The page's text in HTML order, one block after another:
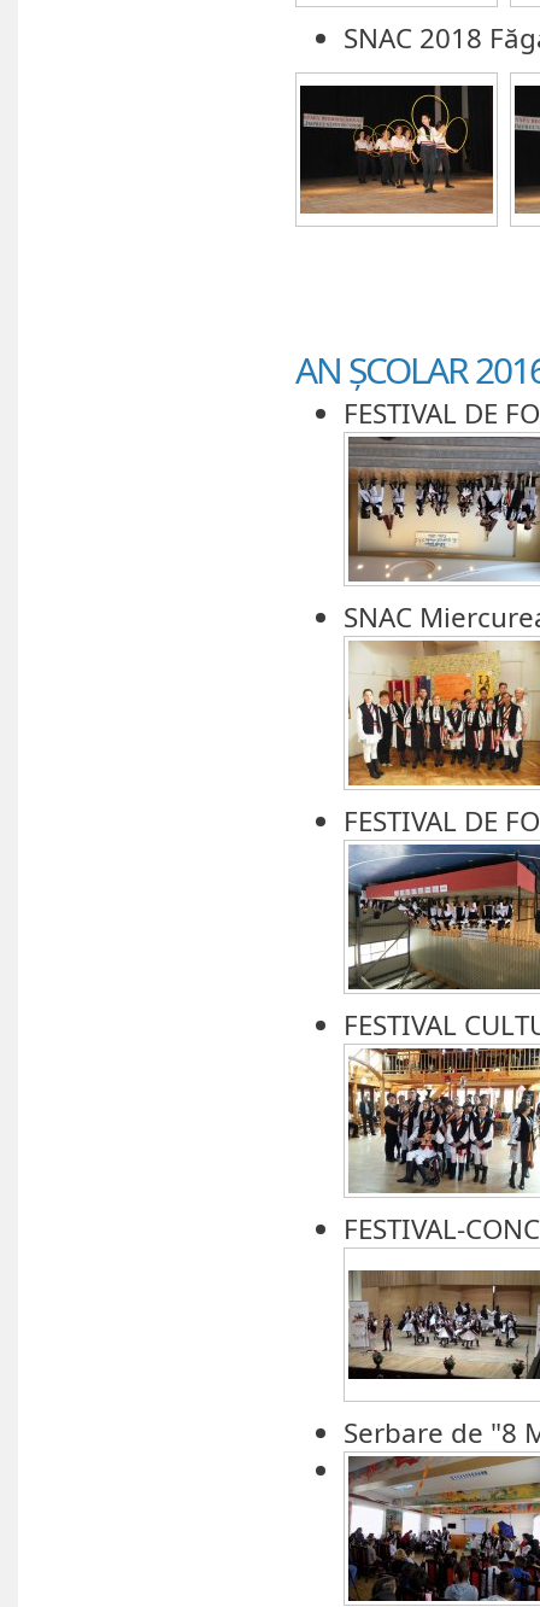
SNAC 2018
AN ȘCOLAR
FESTIVAL DE
SNAC
FESTIVAL DE
FESTIVAL
FESTIVAL-
Serbare de "8